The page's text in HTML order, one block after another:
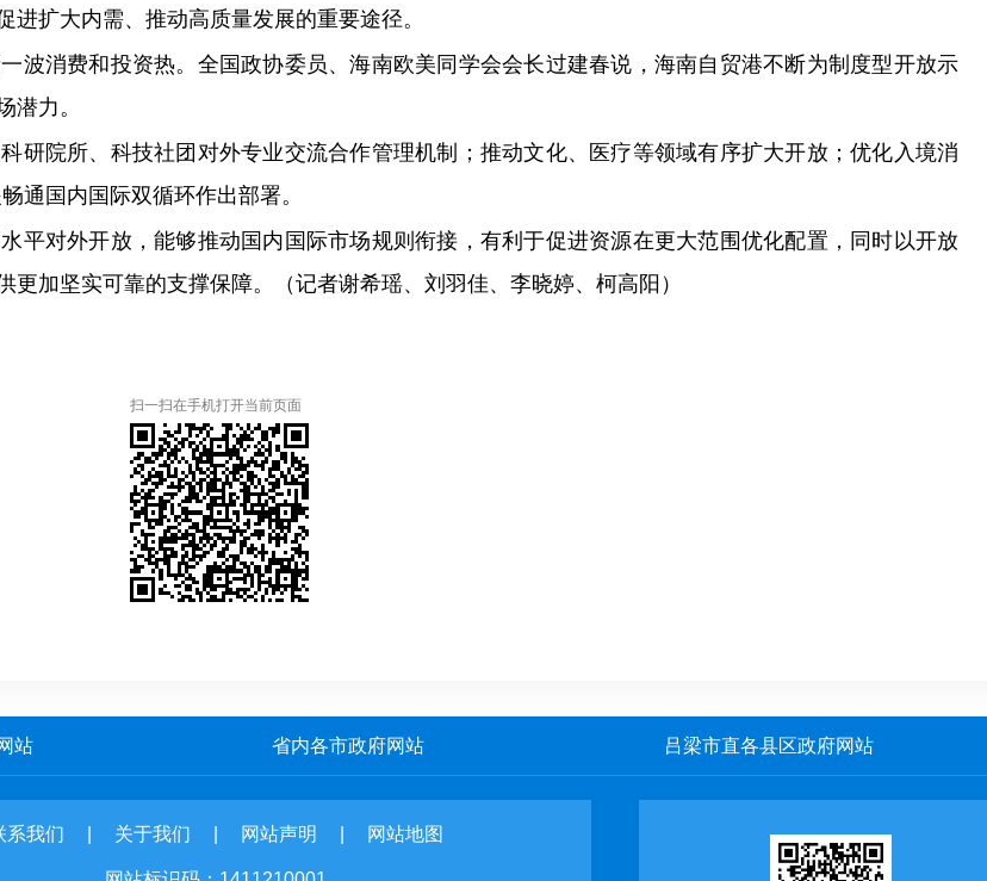
扩大内需、推动高质量发展的重要途径。
波消费和投资热。全国政协委员、海南欧美同学会会长过建春说，海南自贸港不断为制度型开放示
潜力。
研院所、科技社团对外专业交流合作管理机制；推动文化、医疗等领域有序扩大开放；优化入境消
通国内国际双循环作出部署。
平对外开放，能够推动国内国际市场规则衔接，有利于促进资源在更大范围优化配置，同时以开放
加坚实可靠的支撑保障。（记者谢希瑶、刘羽佳、李晓婷、柯高阳）
扫一扫在手机打开当前页面
站 省内各市政府网站 吕梁市直各县区政府网站
系我们 关于我们 网站声明 网站地图